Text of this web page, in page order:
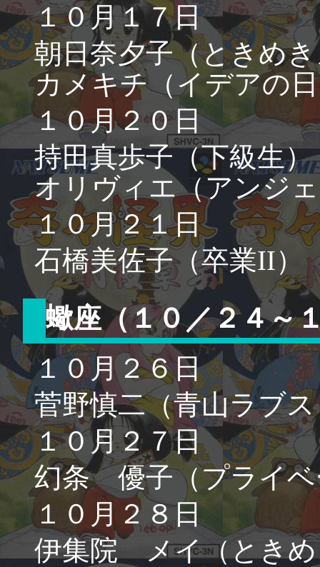
１０月１７日
朝日奈夕子（ときめ
カメキチ（イデアの
１０月２０日
持田真歩子（下級生）
オリヴィエ（アンジ
１０月２１日
石橋美佐子（卒業II）
蠍座（１０／２４～
１０月２６日
菅野慎二（青山ラブ
１０月２７日
幻条 優子（プライベ
１０月２８日
伊集院 メイ（ときめ